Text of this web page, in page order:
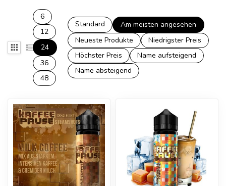
6
12
24
36
48
Standard
Am meisten angesehen
Neueste Produkte
Niedrigster Preis
Höchster Preis
Name aufsteigend
Name absteigend